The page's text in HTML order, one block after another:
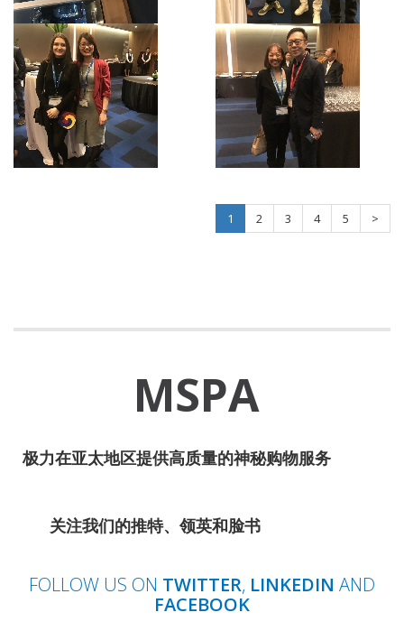
1 2 3 4 5 >
MSPA
极力在亚太地区提供高质量的神秘购物服务
关注我们的推特、领英和脸书
FOLLOW US ON TWITTER, LINKEDIN AND
FACEBOOK